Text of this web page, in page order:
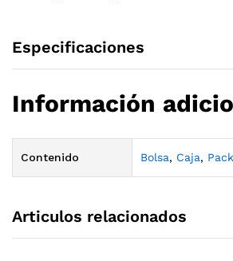
Especificaciones
Información
Contenido Bolsa, Caja, Pack
Articulos relacionados